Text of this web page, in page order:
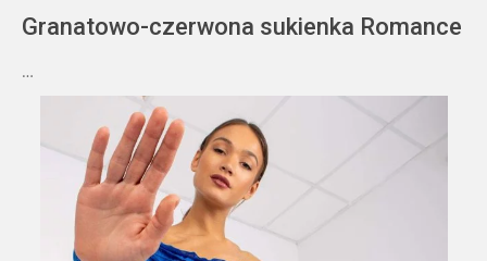
Granatowo-czerwona sukienka Romance
…